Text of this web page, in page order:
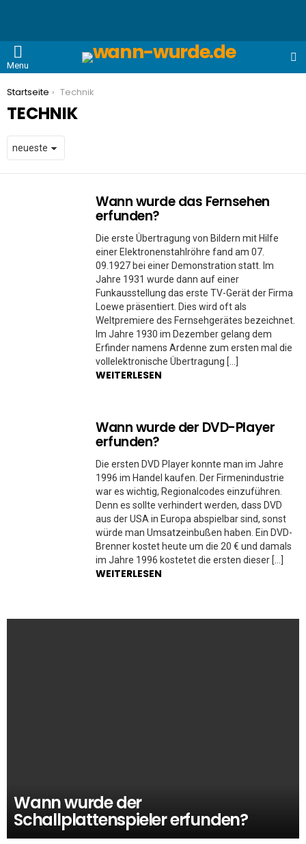
Menu
You are here:
Startseite Technik
TECHNIK
Wann wurde das Fernsehen
erfunden?
Die erste Übertragung von Bildern mit Hilfe
einer Elektronenstahlröhre fand am 07.
09.1927 bei einer Demonstration statt. Im
Jahre 1931 wurde dann auf einer
Funkausstellung das erste TV-Gerät der Firma
Loewe präsentiert. Dies wird oft als
Weltpremiere des Fernsehgerätes bezeichnet.
Im Jahre 1930 im Dezember gelang dem
Erfinder namens Ardenne zum ersten mal die
vollelektronische Übertragung […]
WEITERLESEN
Wann wurde der DVD-Player
erfunden?
Die ersten DVD Player konnte man im Jahre
1996 im Handel kaufen. Der Firmenindustrie
war es wichtig, Regionalcodes einzuführen.
Denn es sollte verhindert werden, dass DVD
aus der USA in Europa abspielbar sind, sonst
würde man Umsatzeinbußen haben. Ein DVD-
Brenner kostet heute um die 20 € und damals
im Jahre 1996 kostetet die ersten dieser […]
WEITERLESEN
Wann wurde der
Schallplattenspieler erfunden?